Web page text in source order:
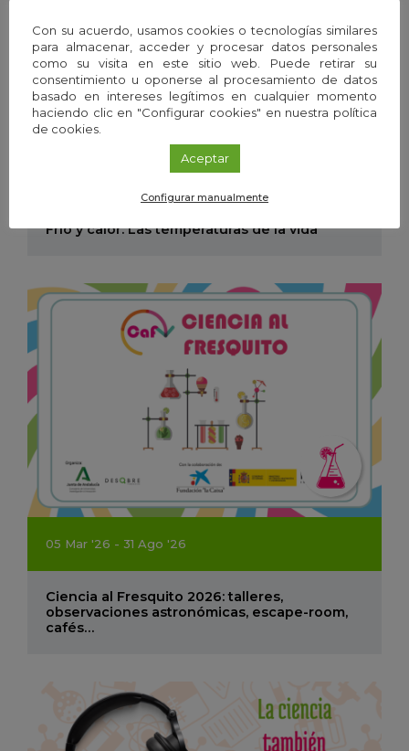
Granada
'26
Frío y calor. Las temperaturas de la vida
05 Mar '26 - 31 Ago '26
Ciencia al Fresquito 2026: talleres,
observaciones astronómicas, escape-room,
cafés…
Con su acuerdo, usamos cookies o tecnologías similares
para almacenar, acceder y procesar datos personales
como su visita en este sitio web. Puede retirar su
consentimiento u oponerse al procesamiento de datos
basado en intereses legítimos en cualquier momento
haciendo clic en "Configurar cookies" en nuestra política
de cookies.
Aceptar
Configurar manualmente